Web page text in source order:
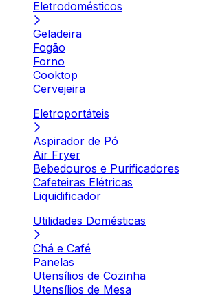
Eletrodomésticos
Geladeira
Fogão
Forno
Cooktop
Cervejeira
Eletroportáteis
Aspirador de Pó
Air Fryer
Bebedouros e Purificadores
Cafeteiras Elétricas
Liquidificador
Utilidades Domésticas
Chá e Café
Panelas
Utensílios de Cozinha
Utensílios de Mesa